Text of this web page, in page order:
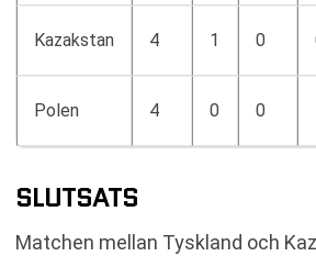
Kazakstan 4 1 0
Polen 4 0 0
SLUTSATS
Matchen mellan Tyskland och